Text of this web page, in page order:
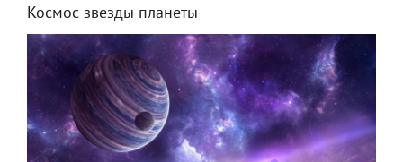
Космос звезды планеты